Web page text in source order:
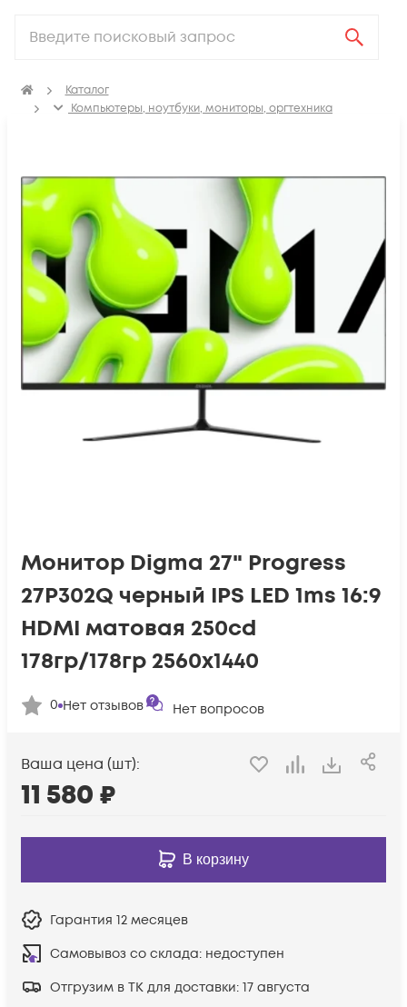
Каталог
Компьютеры, ноутбуки, мониторы, оргтехника
Монитор Digma 27" Progress
27P302Q черный IPS LED 1ms 16:9
HDMI матовая 250cd
178гр/178гр 2560x1440
0 Нет отзывов Нет вопросов
Ваша цена (шт):
11 580 ₽
В корзину
Гарантия 12 месяцев
Самовывоз со склада: недоступен
Отгрузим в ТК для доставки: 17 августа